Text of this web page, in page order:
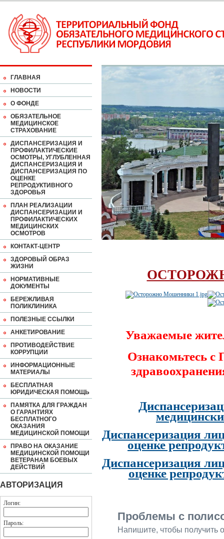
ГЛАВНАЯ
НОВОСТИ
О ФОНДЕ
ОБЯЗАТЕЛЬНОЕ
МЕДИЦИНСКОЕ
СТРАХОВАНИЕ
ДИСПАНСЕРИЗАЦИЯ И
ПРОФИЛАКТИЧЕСКИЕ
ОСМОТРЫ, УГЛУБЛЕННАЯ
ДИСПАНСЕРИЗАЦИЯ И
ДИСПАНСЕРИЗАЦИЯ ПО
ОЦЕНКЕ
РЕПРОДУКТИВНОГО
ЗДОРОВЬЯ
ПЛАН РЕАЛИЗАЦИИ
ДИСПАНСЕРИЗАЦИИ И
ПРОФИЛАКТИЧЕСКИХ
МЕДИЦИНСКИХ
ОСМОТРОВ
КОНТАКТ-ЦЕНТР
ЗДОРОВЫЙ ОБРАЗ
ЖИЗНИ
НОРМАТИВНЫЕ
ДОКУМЕНТЫ
БЕРЕЖЛИВАЯ
ПОЛИКЛИНИКА
ПОЛЕЗНЫЕ ССЫЛКИ
АНКЕТИРОВАНИЕ
ПРОТИВОДЕЙСТВИЕ
КОРРУПЦИИ
ИНФОРМАЦИОННЫЕ
МАТЕРИАЛЫ
БЕСПЛАТНАЯ
ЮРИДИЧЕСКАЯ ПОМОЩЬ
ПАМЯТКА ДЛЯ ГРАЖДАН
О ГАРАНТИЯХ
БЕСПЛАТНОГО
ОКАЗАНИЯ
МЕДИЦИНСКОЙ ПОМОЩИ
ПРАВО НА ОКАЗАНИЕ
МЕДИЦИНСКОЙ ПОМОЩИ
ВЕТЕРАНАМ БОЕВЫХ
ДЕЙСТВИЙ
АВТОРИЗАЦИЯ
Логин:
Пароль:
Уважаемые
Ознакомьтесь
Диспансеризация
оценке
Диспансеризация
оценке
Проблемы с
Напишите, чтобы получить